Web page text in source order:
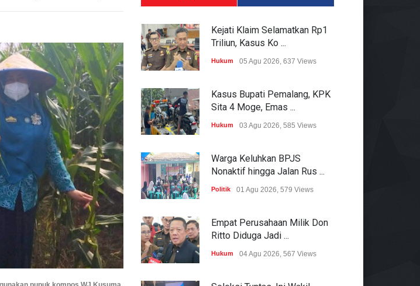
Kejati Klaim Selamatkan Rp1
Triliun, Kasus Ko ...
Hukum 05 Agu 2026, 637 Views
Kasus Bupati Pemalang, KPK
Sita 4 Moge, Emas ...
Hukum 03 Agu 2026, 585 Views
Warga Keluhkan BPJS
Nonaktif hingga Jalan Rus ...
Politik 01 Agu 2026, 579 Views
Empat Perusahaan Milik Don
Ritto Diduga Jadi ...
Hukum 04 Agu 2026, 567 Views